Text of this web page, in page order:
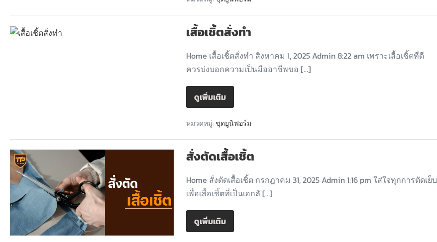
เสื้อเชิ้ตสั่งทำ
Home เสื้อเชิ้ตสั่งทำ สิงหาคม 1, 2025 Admin 8:22 am เพราะเสื้อเชิ้ตที่ดี
ควรบ่งบอกความเป็นมืออาชีพขอ […]
ดูเพิ่มเติม
หมวดหมู่: ชุดยูนิฟอร์ม
สั่งตัดเสื้อเชิ้ต
Home สั่งตัดเสื้อเชิ้ต กรกฎาคม 31, 2025 Admin 1:16 pm ใส่ใจทุกการตัดเย็บ
เพื่อเสื้อเชิ้ตที่เป็นเอกลั […]
ดูเพิ่มเติม